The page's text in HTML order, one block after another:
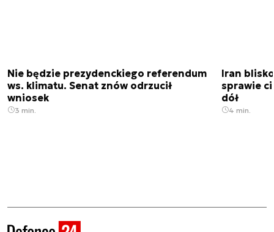
Nie będzie prezydenckiego referendum
ws. klimatu. Senat znów odrzucił
wniosek
3 min.
Iran
sprawie
dół
4 min.